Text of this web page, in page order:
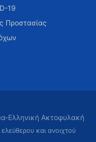
19
Προστασίας
Ελληνική Ακτοφυλακή
και ανοιχτού